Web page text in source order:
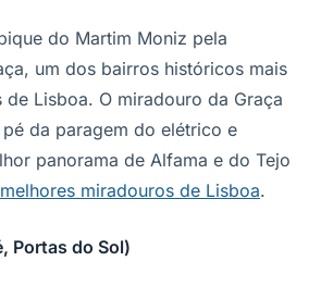
do Martim Moniz pela
um dos bairros históricos mais
de Lisboa. O miradouro da Graça
da paragem do elétrico e
panorama de Alfama e do Tejo
miradouros de Lisboa.
Portas do Sol)